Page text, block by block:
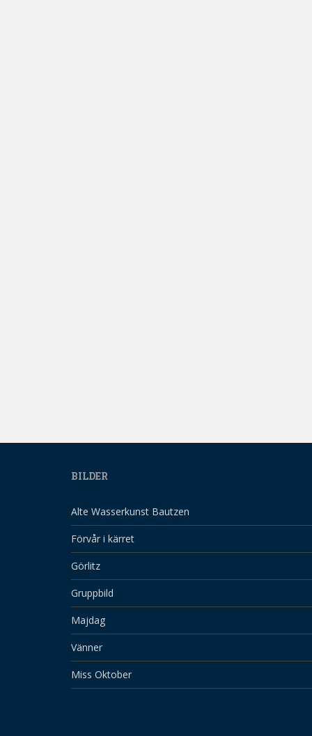
BILDER
Alte Wasserkunst Bautzen
Förvår i kärret
Görlitz
Gruppbild
Majdag
Vänner
Miss Oktober